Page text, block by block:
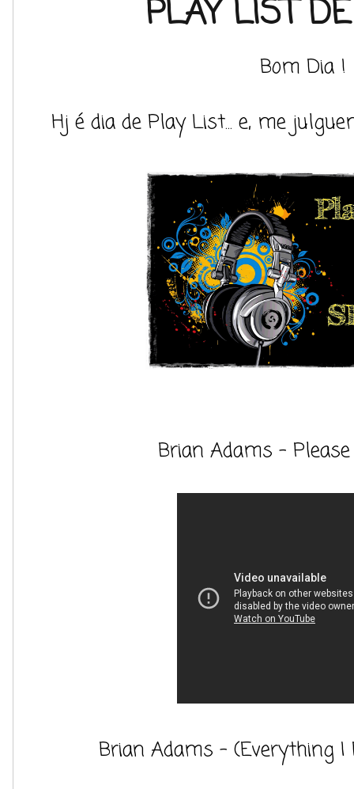
PLAY LIST
Bom Dia !
Hj é dia de Play List... e, me
Brian Adams - Please
Brian Adams - (Everything I